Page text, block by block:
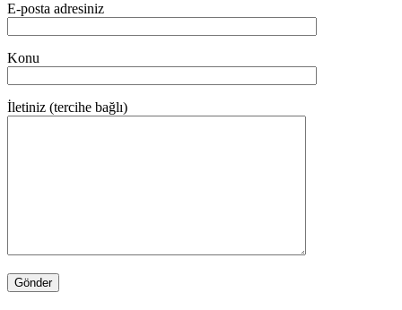
E-posta adresiniz
Konu
İletiniz (tercihe bağlı)